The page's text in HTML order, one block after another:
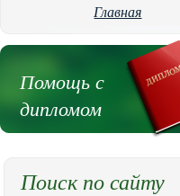
Главная
Помощь с
дипломом
Поиск по сайту